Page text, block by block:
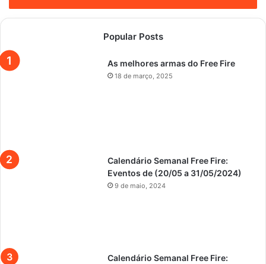
Popular Posts
As melhores armas do Free Fire
18 de março, 2025
Calendário Semanal Free Fire:
Eventos de (20/05 a 31/05/2024)
9 de maio, 2024
Calendário Semanal Free Fire: